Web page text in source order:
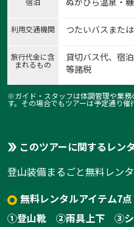
利用交通機関 つたいバスまた
旅行代金に含
まれるもの
貸切バス代、宿
等諸税
※ガイド・スタッフは体調管理や業
す。その場合でもツアーは予定通り催
このツアーに関するレン
登山装備まるごと無料レン
無料レンタルアイテム7点
①登山靴
②雨具上下
③シ